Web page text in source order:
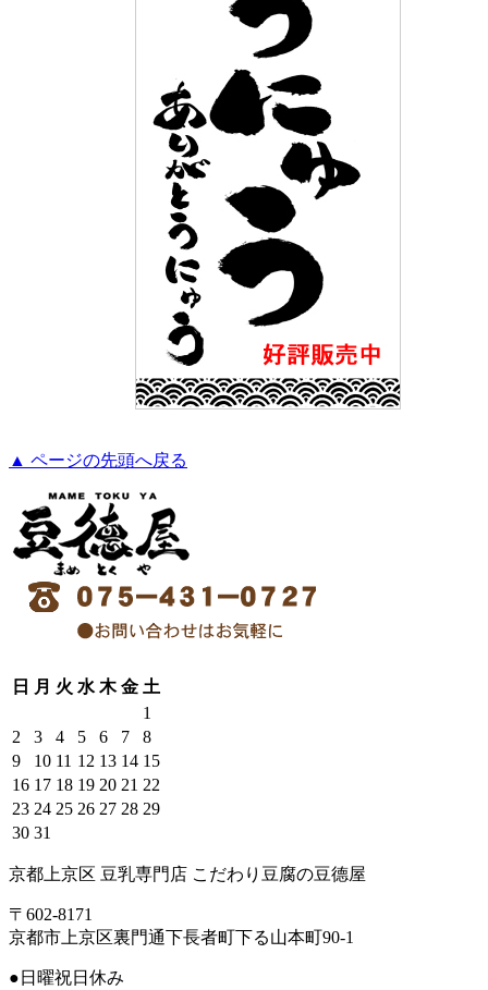
▲ ページの先頭へ戻る
日 月 火 水 木 金 土
1
2
3 4 5 6 7
8
9
10 11 12 13 14 15
16 17 18 19 20 21 22
23 24 25 26 27 28 29
30 31
京都上京区 豆乳専門店 こだわり豆腐の豆德屋
〒602-8171
京都市上京区裏門通下長者町下る山本町90-1
●日曜祝日休み